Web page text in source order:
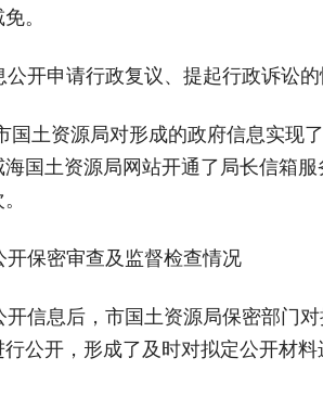
。
开申请行政复议、提起行政诉讼
土资源局对形成的政府信息实现
国土资源局网站开通了局长信箱
保密审查及监督检查情况
信息后，市国土资源局保密部门
公开，形成了及时对拟定公开材